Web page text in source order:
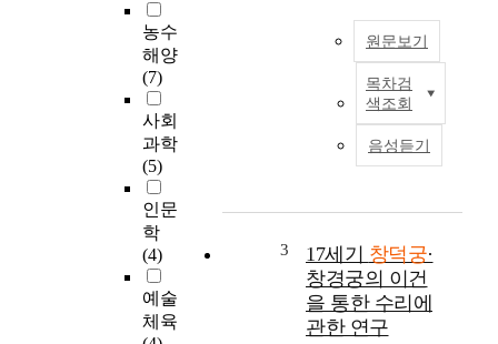
농수
해양
(7)
사회
과학
(5)
인문
학
(4)
예술
체육
원문보기
목차검
색조회
음성듣기
3 17세기 창덕궁·
창경궁의 이건
을 통한 수리에
관한 연구